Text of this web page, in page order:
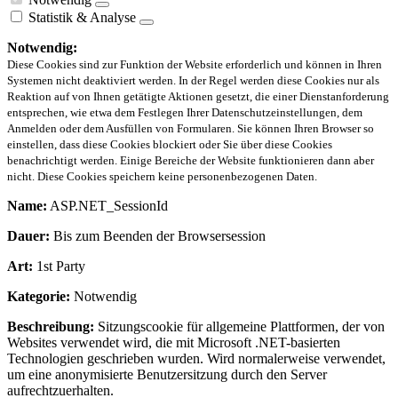
Statistik & Analyse
Notwendig:
Diese Cookies sind zur Funktion der Website erforderlich und können in Ihren
Systemen nicht deaktiviert werden. In der Regel werden diese Cookies nur als
Reaktion auf von Ihnen getätigte Aktionen gesetzt, die einer Dienstanforderung
entsprechen, wie etwa dem Festlegen Ihrer Datenschutzeinstellungen, dem
Anmelden oder dem Ausfüllen von Formularen. Sie können Ihren Browser so
einstellen, dass diese Cookies blockiert oder Sie über diese Cookies
benachrichtigt werden. Einige Bereiche der Website funktionieren dann aber
nicht. Diese Cookies speichern keine personenbezogenen Daten.
Name: ASP.NET_SessionId
Dauer: Bis zum Beenden der Browsersession
Art: 1st Party
Kategorie: Notwendig
Beschreibung: Sitzungscookie für allgemeine Plattformen, der von
Websites verwendet wird, die mit Microsoft .NET-basierten
Technologien geschrieben wurden. Wird normalerweise verwendet,
um eine anonymisierte Benutzersitzung durch den Server
aufrechtzuerhalten.